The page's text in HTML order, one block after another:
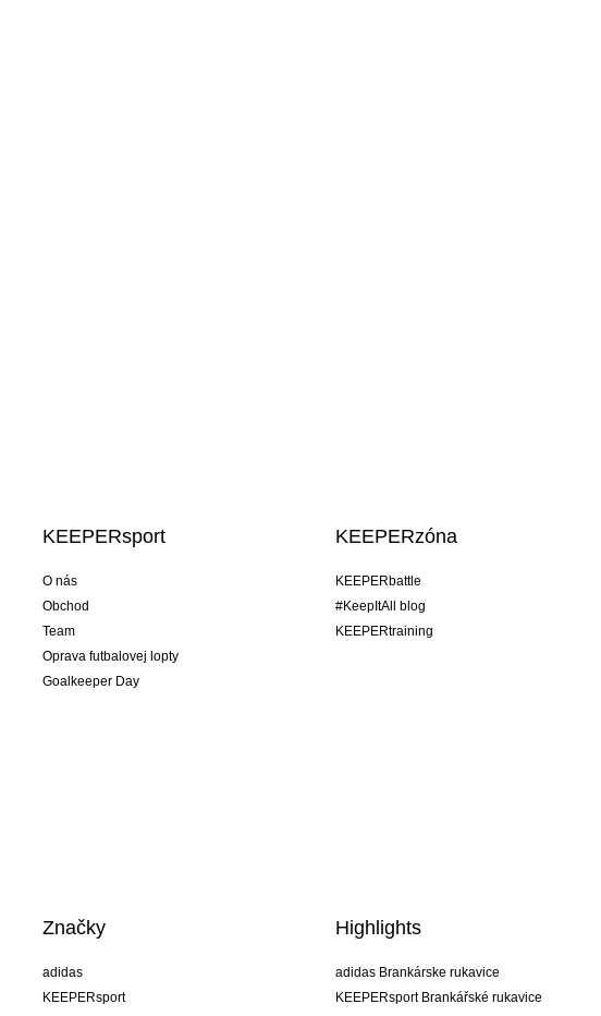
KEEPERsport
O nás
Obchod
Team
Oprava futbalovej lopty
Goalkeeper Day
KEEPERzóna
KEEPERbattle
#KeepItAll blog
KEEPERtraining
Značky
adidas
KEEPERsport
Highlights
adidas Brankárske rukavice
KEEPERsport Brankářské rukavice